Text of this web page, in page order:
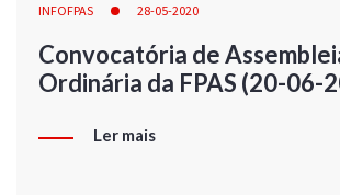
INFOFPAS 28-05-2020
Convocatória de
Ordinária da FPAS (20-06-
Ler mais